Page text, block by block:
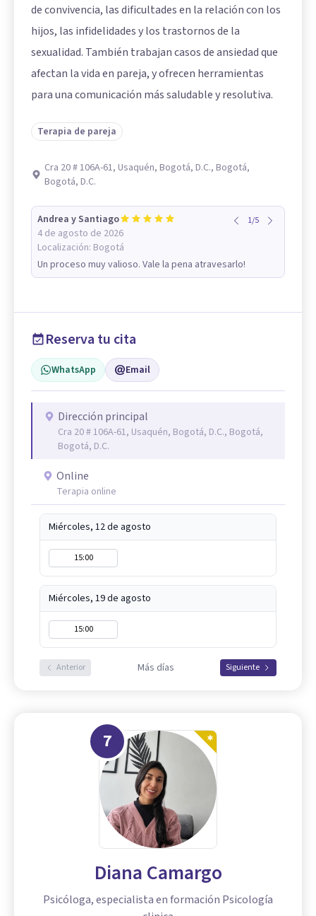
de convivencia, las dificultades en la relación con los
hijos, las infidelidades y los trastornos de la
sexualidad. También trabajan casos de ansiedad que
afectan la vida en pareja, y ofrecen herramientas
para una comunicación más saludable y resolutiva.
Terapia de pareja
Cra 20 # 106A-61, Usaquén, Bogotá, D.C., Bogotá,
Bogotá, D.C.
Andrea y Santiago
4 de agosto de 2026
Localización: Bogotá
1/5
Un proceso muy valioso. Vale la pena atravesarlo!
Reserva tu cita
WhatsApp Email
Dirección principal
Cra 20 # 106A-61, Usaquén, Bogotá, D.C., Bogotá,
Bogotá, D.C.
Online
Terapia online
Miércoles, 12 de agosto
15:00
Miércoles, 19 de agosto
15:00
Anterior Más días Siguiente
7
Diana Camargo
Psicóloga, especialista en formación Psicología